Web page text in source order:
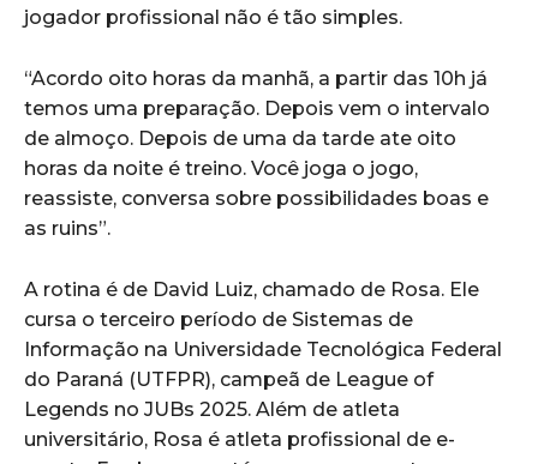
jogador profissional não é tão simples.
“Acordo oito horas da manhã, a partir das 10h já
temos uma preparação. Depois vem o intervalo
de almoço. Depois de uma da tarde ate oito
horas da noite é treino. Você joga o jogo,
reassiste, conversa sobre possibilidades boas e
as ruins”.
A rotina é de David Luiz, chamado de Rosa. Ele
cursa o terceiro período de Sistemas de
Informação na Universidade Tecnológica Federal
do Paraná (UTFPR), campeã de League of
Legends no JUBs 2025. Além de atleta
universitário, Rosa é atleta profissional de e-